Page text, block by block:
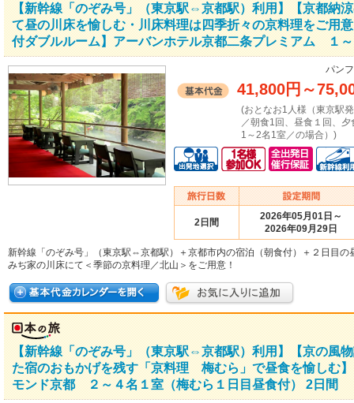
【新幹線「のぞみ号」（東京駅⇔京都駅）利用】【京都納
て昼の川床を愉しむ・川床料理は四季折々の京料理をご用
付ダブルルーム】アーバンホテル京都二条プレミアム １
パン
41,800円 ～
(おとなお1人様（東京駅
／朝食1回、昼食１回、
1～2名1室／の場合）)
2日間
2026年05月01日～
2026年09月29日
新幹線「のぞみ号」（東京駅⇔京都駅）＋京都市内の宿泊（朝食付）＋２日目の
みぢ家の川床にて＜季節の京料理／北山＞をご用意！
【新幹線「のぞみ号」（東京駅⇔京都駅）利用】【京の風
た宿のおもかげを残す「京料理 梅むら」で昼食を愉しむ
モンド京都 ２～４名１室（梅むら１日目昼食付） 2日間